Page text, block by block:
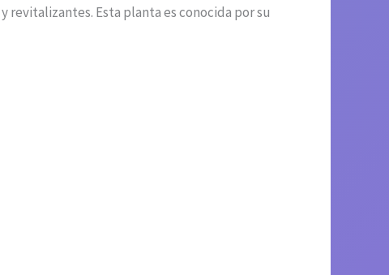
revitalizantes. Esta planta es conocida por su